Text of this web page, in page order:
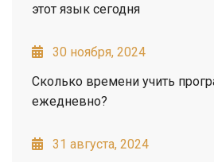
этот язык сегодня
30 ноября, 2024
Сколько времени учить
ежедневно?
31 августа, 2024